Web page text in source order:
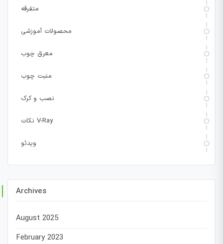
متفرقه
محصولات آموزشی
معرق چوب
منبت چوب
نصب و کرک
نکات V-Ray
ویدئو
Archives
August 2025
February 2023